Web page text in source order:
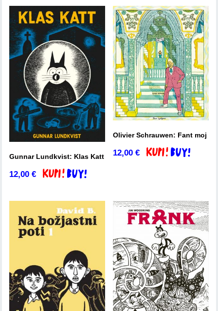
Gunnar Lundkvist: Klas Katt
12,00€ Dodaj v košarico
Olivier Schrauwen: Fant moj
12,00€ Dodaj v košarico